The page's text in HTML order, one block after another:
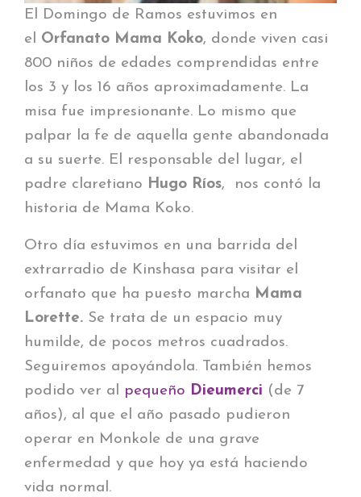
El Domingo de Ramos estuvimos en
el Orfanato Mama Koko, donde viven casi
800 niños de edades comprendidas entre
los 3 y los 16 años aproximadamente. La
misa fue impresionante. Lo mismo que
palpar la fe de aquella gente abandonada
a su suerte. El responsable del lugar, el
padre claretiano Hugo Ríos, nos contó la
historia de Mama Koko.
Otro día estuvimos en una barrida del
extrarradio de Kinshasa para visitar el
orfanato que ha puesto marcha Mama
Lorette. Se trata de un espacio muy
humilde, de pocos metros cuadrados.
Seguiremos apoyándola. También hemos
podido ver al pequeño Dieumerci (de 7
años), al que el año pasado pudieron
operar en Monkole de una grave
enfermedad y que hoy ya está haciendo
vida normal.